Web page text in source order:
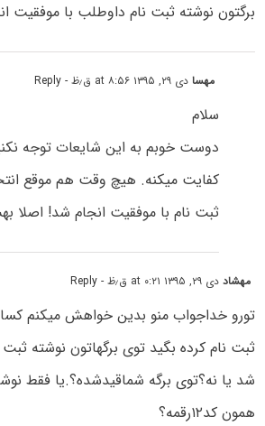
برگتون نوشته ثبت نام داوطلب با موفقیت
مهسادی ۲۹, ۱۳۹۵ at ۸:۵۶ ق٫ظ - Reply
سلام
کفایت میکنه. هیچ وقت هم موقع
ثبت نام با موفقیت انجام شد! اصلا
مهشاددی ۲۹, ۱۳۹۵ at ۰:۲۱ ق٫ظ - Reply
تورو خداجواب منو بدین خواهش میکنم
ثبت نام کرده بگید توی برگهاتون نوشته
شد یا نه؟توی برگه شماقیدشده؟.یا فقط
همون کد۱۲رقمه؟